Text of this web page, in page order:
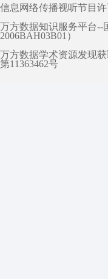
信息网络传播视听节目
万方数据知识服务平台--
2006BAH03B01）
万方数据学术资源发现
第11363462号